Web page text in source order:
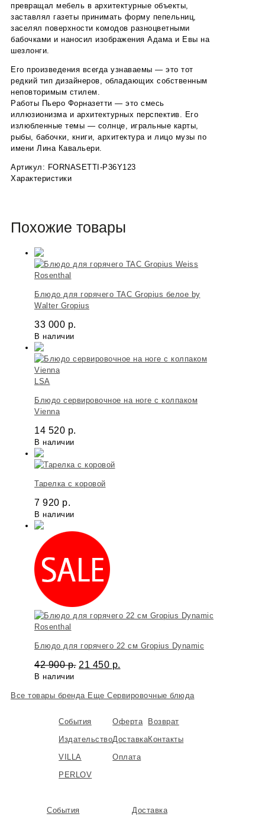
превращал мебель в архитектурные объекты,
заставлял газеты принимать форму пепельниц,
заселял поверхности комодов разноцветными
бабочками и наносил изображения Адама и Евы на
шезлонги.
Его произведения всегда узнаваемы — это тот
редкий тип дизайнеров, обладающих собственным
неповторимым стилем.
Работы Пьеро Форназетти — это смесь
иллюзионизма и архитектурных перспектив. Его
излюбленные темы — солнце, игральные карты,
рыбы, бабочки, книги, архитектура и лицо музы по
имени Лина Кавальери.
Артикул: FORNASETTI-P36Y123
Характеристики
Похожие товары
Rosenthal
Блюдо для горячего TAC Gropius белое by
Walter Gropius
33 000 р.
В наличии
LSA
Блюдо сервировочное на ноге с колпаком
Vienna
14 520 р.
В наличии
Тарелка с коровой
7 920 р.
В наличии
Rosenthal
Блюдо для горячего 22 см Gropius Dynamic
42 900р. 21 450 р.
В наличии
Все товары бренда Еще Сервировочные блюда
События
Издательство
VILLA
PERLOV
Оферта
Доставка
Оплата
Возврат
Контакты
События Доставка